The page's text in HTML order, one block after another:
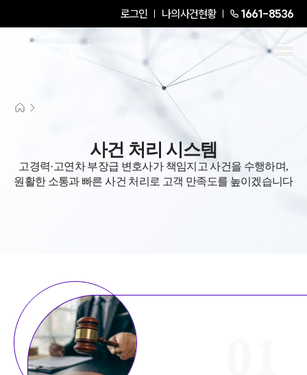
로그인 나의사건현황 1661-8536
사건 처리 시스템
고경력·고연차 부장급 변호사가 책임지고 사건을 수행하며,
원활한 소통과 빠른 사건 처리로 고객 만족도를 높이겠습니다